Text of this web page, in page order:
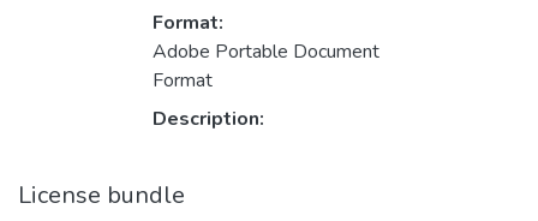
Format:
Adobe Portable Document
Format
Description:
License bundle